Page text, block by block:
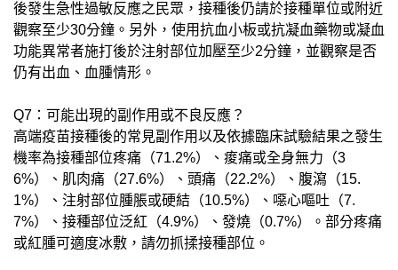
後發生急性過敏反應之民眾，接種後仍請於接種單位或附近
觀察至少30分鐘。另外，使用抗血小板或抗凝血藥物或凝血
功能異常者施打後於注射部位加壓至少2分鐘，並觀察是否
仍有出血、血腫情形。
Q7：可能出現的副作用或不良反應？
高端疫苗接種後的常見副作用以及依據臨床試驗結果之發生
機率為接種部位疼痛（71.2%）、痠痛或全身無力（3
6%）、肌肉痛（27.6%）、頭痛（22.2%）、腹瀉（15.
1%）、注射部位腫脹或硬結（10.5%）、噁心嘔吐（7.
7%）、接種部位泛紅（4.9%）、發燒（0.7%）。部分疼痛
或紅腫可適度冰敷，請勿抓揉接種部位。